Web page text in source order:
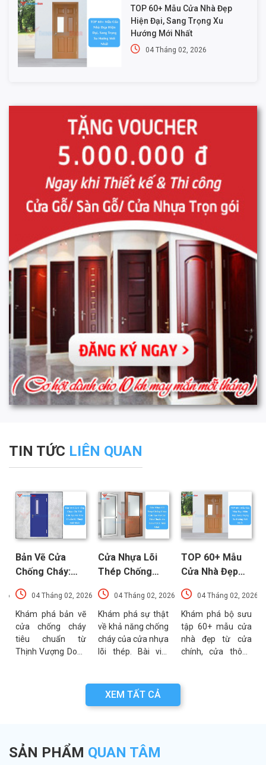
TOP 60+ Mẫu Cửa Nhà Đẹp
Hiện Đại, Sang Trọng Xu
Hướng Mới Nhất
04 Tháng 02, 2026
TIN TỨC LIÊN QUAN
Bản Vẽ Cửa
Chống Cháy:
Chi Tiết Cấu
Tạo Và Tiêu
Chuẩn Kỹ Thuật
Mới Nhất
04 Tháng 02, 2026
Khám phá bản vẽ
cửa chống cháy
tiêu chuẩn từ
Thịnh Vượng Door.
sơ đồ cấu tạo và
các lưu ý quan
Cửa Nhựa Lõi
Thép Chống
Cháy: Cấu Tạo
Và Các Tiêu
Chuẩn An Toàn
PCCC Mới Nhất
04 Tháng 02, 2026
Khám phá sự thật
về khả năng chống
cháy của cửa nhựa
lõi thép. Bài viết
và các tiêu chuẩn
TOP 60+ Mẫu
Cửa Nhà Đẹp
Hiện Đại, Sang
Trọng Xu
Hướng Mới Nhất
04 Tháng 02, 2026
Khám phá bộ sưu
tập 60+ mẫu cửa
nhà đẹp từ cửa
chính, cửa thông
XEM TẤT CẢ
SẢN PHẨM QUAN TÂM